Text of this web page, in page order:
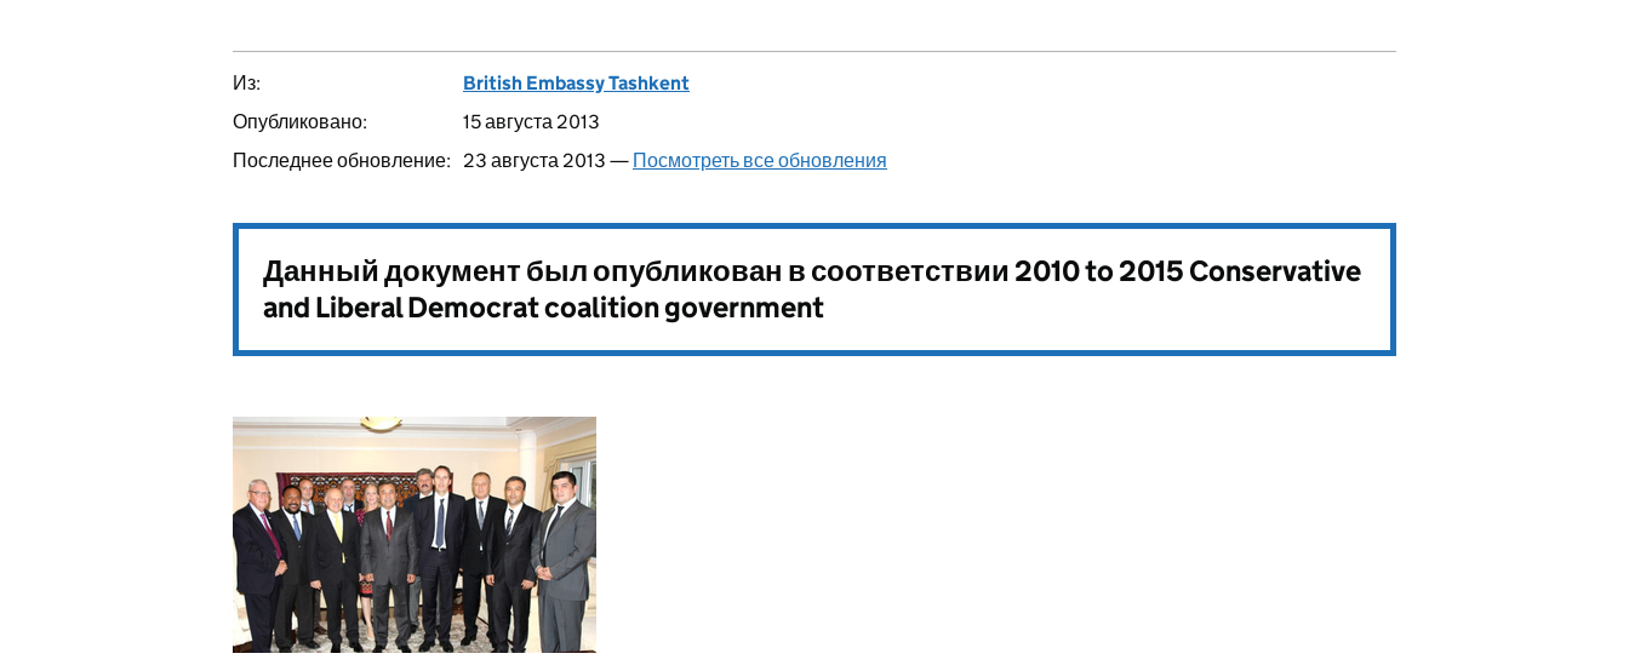
Из:
British Embassy Tashkent
Опубликовано:
15 августа 2013
Последнее обновление:
23 августа 2013 — Посмотреть все обновления
Данный документ был опубликован в соответствии 2010 to 2015 Conservative
and Liberal Democrat coalition government